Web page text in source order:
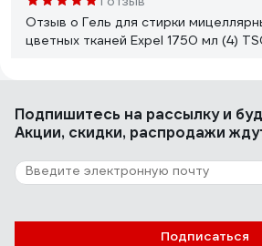
Отзыв о Гель для стирки
цветных тканей Expel 1750 мл (4)
Мицелярный гель никогда ранее не
очень уж его мне
понравился, очень хорошо
их мягкими, после стирки вещи как
Отзыв о Гель для стирки
Подпишитесь на рассылкуи
Акции, скидки, распродажи
Подписаться